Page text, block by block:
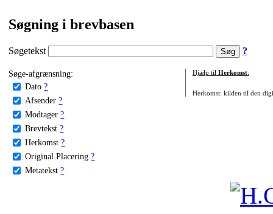
Søgning i brevbasen
Søgetekst ?
Søge-afgrænsning:
Dato ?
Afsender ?
Modtager ?
Brevtekst ?
Herkomst ?
Original Placering ?
Metatekst ?
Hjælp til Herkomst:
Herkomst: kilden til den